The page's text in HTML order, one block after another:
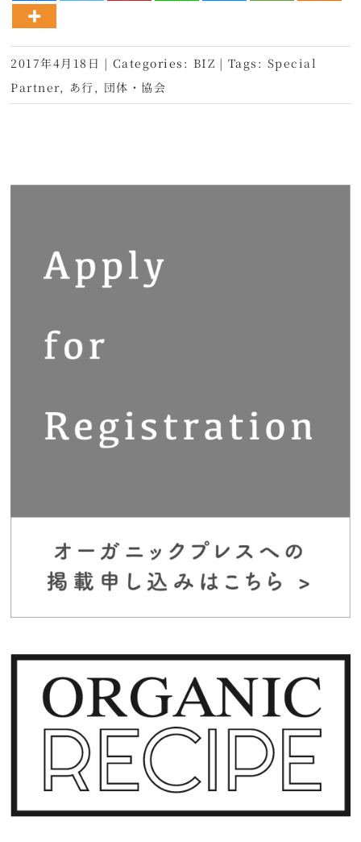
2017年4月18日 | Categories: BIZ | Tags: Special
Partner, あ行 , 団体・協会